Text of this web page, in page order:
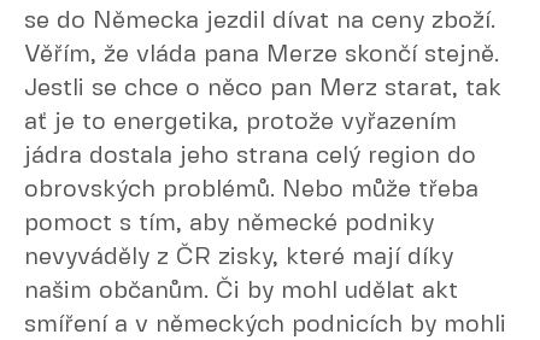
se do Německa jezdil dívat na ceny zboží.
Věřím, že vláda pana Merze skončí stejně.
Jestli se chce o něco pan Merz starat, tak
ať je to energetika, protože vyřazením
jádra dostala jeho strana celý region do
obrovských problémů. Nebo může třeba
pomoct s tím, aby německé podniky
nevyváděly z ČR zisky, které mají díky
našim občanům. Či by mohl udělat akt
smíření a v německých podnicích by mohli